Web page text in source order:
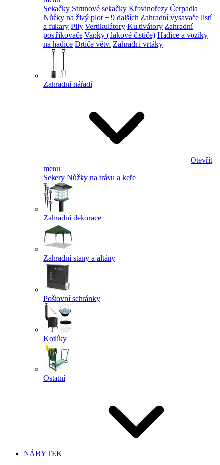
Sekačky Strunové sekačky Křovinořezy Čerpadla
Nůžky na živý plot + 9 dalších Zahradní vysavače listí
a fukary Pily Vertikulátory Kultivátory Zahradní
postřikovače Vapky (tlakové čističe) Hadice a vozíky
na hadice Drtiče větví Zahradní vrtáky
Zahradní nářadí
Otevřít
menu
Sekery Nůžky na trávu a keře
Zahradní dekorace
Zahradní stany a altány
Poštovní schránky
Kotlíky
Ostatní
NÁBYTEK